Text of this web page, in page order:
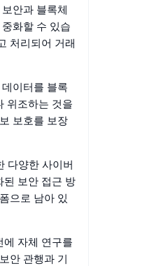
안과 블록체
화할 수 있습
처리되어 거래
이터를 블록
위조하는 것을
보호를 보장
다양한 사이버
된 보안 접근 방
으로 남아 있
에 자체 연구를
안 관행과 기